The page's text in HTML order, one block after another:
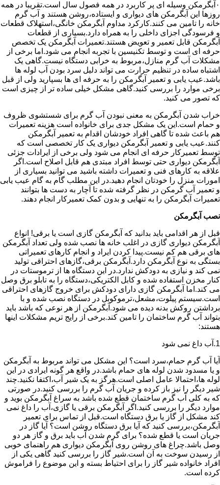
۰آبگرمکن وسیله ای پر کاربرد در همه فصول سال است.تقریبا در همه
روزها این آبگرمکن های دیواری و ایستاده،روشن هستند و آب گرم
خانه را تامین می کنند.کارکرد مداوم آبگرمکن خانگی،استهلاک قطعات
و فرسودگی اجزای داخلی را به همراه دارد.بسیاری از قطعات
آبگرمکن قابل تعمیر و تعویض هستند.تعمیرات آبگرمکن یک تخصص
حرفه ای است و توسط تکنیسین با تجربه انجام می شود.اما برخی از
مشکلات آب گرم منازل،مربوط به خرابی دستگاه نیست.گاهی یک
اشتباه ساده در تنظیم حرارت می تواند دلیل سرد بودن آب لوله ها
باشد.عیب یابی و تعمیر آبگرمکن را به حرفه ای ها بسپارید ولی از قبل
برخی موارد را بررسی کنید.گاهی مشکل خیلی ساده تر از چیزی است
که تصور می کنید.
خراب شدن آبگرمکن به معنی نبودن آب گرم برای شستشوی ظروف
و حمام است.این یک مشکل جدی برای خانواده است هزینه تعمیرات
هم باعث شده تا گاهی افراد خودشان اقدام به تعمیر آبگرمکن
کنند.عیب یابی و تعمیر آبگرمکن دیواری یک کار تخصصی است که
توسط تعمیرکار حرفه ای انجام می شود ولی برخی از ایرادات جزئی
آبگرمکن دیواری حتی توسط افراد مبتدی هم قابل اصلاح است.اگر
علاقه به کارهای فنی و تعمیرات داشته باشید می توانید بسیاری از
امورات منزل را خودتان انجام دهید.در این مطلب گام به گام عیب یابی
و تعمیر آب گرمکن در نظر گرفته شده تا آچار به دست ها بتوانند
تعمیرات آبگرمکن را به تنهایی و بدون کمک تعمیرکار انجام دهند.
نصب آبگرمکن
قبل از هر اقدامی باید بدانید که آبگرمکن گازی است یا برقی! انواع
آبگرمکن دیواری گازی در اغلب خانه ها نصب شده ولی تعداد آبگرمکن
های برقی هم کم نیست.پیدا کردن ایراد و انجام کارهای تعمیراتی
بستگی به نوع آبگرمکن دارد.آبگرمکن برقی،گازهای احتراقی تولید
نمی کند و نیازی به دودکش ندارد.در این دستگاه ها از ترموستات در
کنار مخزن استفاده شده و کابل الکتریکی،دستگاه را به تابلو برق وصل
می کند.اما آبگرمکن گازی دارای دودکش برای خروج گازهای احتراقی
است.سیستم پیلوت،مشعل،ترموکوبل در دستگاه نصب شده و با
برداشتن روکش بدنه دیده می شود.آبگرمکن از هر نوعی که باشد باید
بتواند آب گرم ساختمان را تامین کند.برخی از رایج تریم مشکلات اینها
هستند:
1.آب داغ نمی شود
آیا آب گرم حمام،سرد است؟ این مشکل می تواند مربوط به آبگرمکن
و یا مسدود شدن لوله های حمام باشد.در واقع هر گونه ایرادی در این
لوله ها،احتمالا عامل اصلی است.هرگز به یک شیر آب،اکتفا نکنید.چند
شیر دیگر را نیز باز کرده و جریان آب گرم را بررسی کنید.در صورتی
که به کلی آب گرم ساختمان قطع شده باشد به سراغ آبگرمکن بوید و
موارد دیگر را بررسی کنید.اگر آبگرمکن برقی یا گازی،آب را داغ نمی
کند مشکل از گاز یا برق دستگاه است.قبل از تماس برای تعمیر
آبگرمکن،بررسی کنید که آیا برق دستگاه روشن است؟ آیا گاز در
جریان است یا قطع شده؟ برای گرم شدن آب باید برق و گاز هر دو
وصل باشد.چراغ های روشن روی آبگرمکن دیواری هم راهنمای خوبی
از رسیدن سوخت به آن است.شیر گاز را بررسی کنید گاهی یکی از
افراد خانواده شیر گاز را برای احتیاط بسته و این موضوع را فراموش
کرده است.